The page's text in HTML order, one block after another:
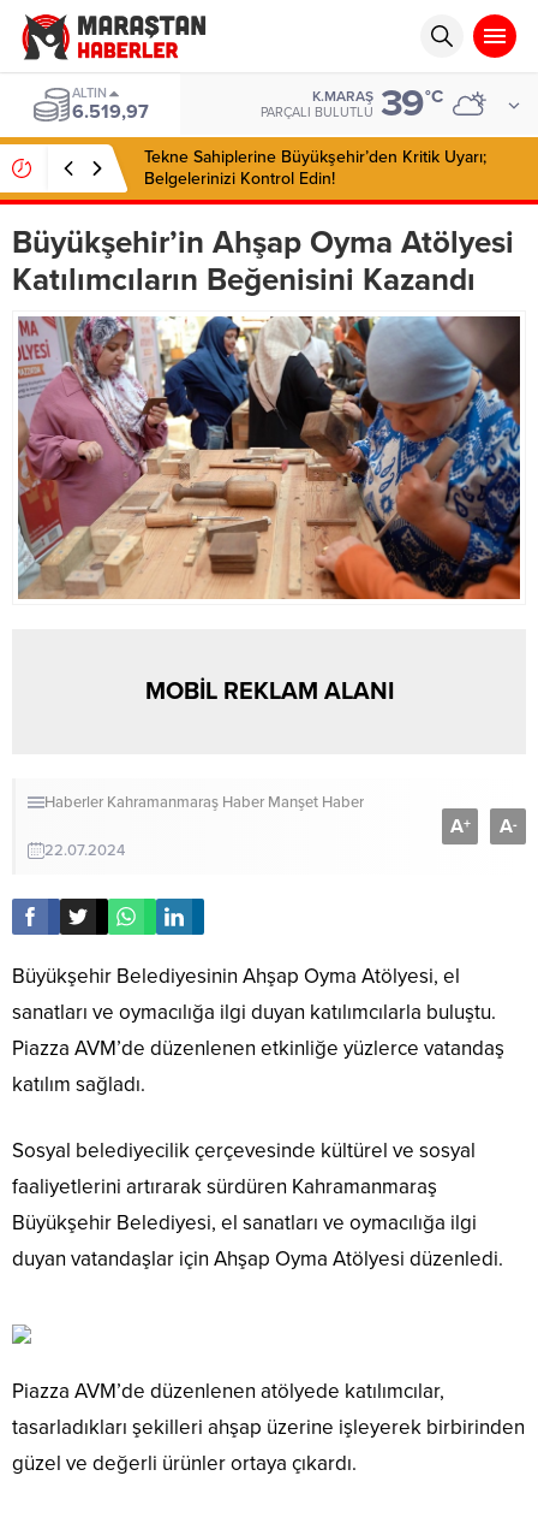
ALTIN
6.519,97
K.MARAŞ
PARÇALI BULUTLU 39°C
Tekne Sahiplerine Büyükşehir’den Kritik Uyarı;
Belgelerinizi Kontrol Edin!
Büyükşehir’in Ahşap Oyma Atölyesi
Katılımcıların Beğenisini Kazandı
MOBİL REKLAM ALANI
Haberler Kahramanmaraş Haber Manşet Haber
22.07.2024
A+ A-
Büyükşehir Belediyesinin Ahşap Oyma Atölyesi, el
sanatları ve oymacılığa ilgi duyan katılımcılarla buluştu.
Piazza AVM’de düzenlenen etkinliğe yüzlerce vatandaş
katılım sağladı.
Sosyal belediyecilik çerçevesinde kültürel ve sosyal
faaliyetlerini artırarak sürdüren Kahramanmaraş
Büyükşehir Belediyesi, el sanatları ve oymacılığa ilgi
duyan vatandaşlar için Ahşap Oyma Atölyesi düzenledi.
Piazza AVM’de düzenlenen atölyede katılımcılar,
tasarladıkları şekilleri ahşap üzerine işleyerek birbirinden
güzel ve değerli ürünler ortaya çıkardı.